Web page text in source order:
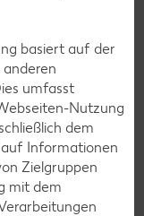
Filiale
Partner-Shops in
basiert auf der
umfasst
Nutzung
dem
Informationen
Zielgruppen
mit dem